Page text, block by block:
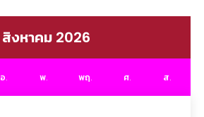
สิงหาคม 2026
อ. พ. พฤ. ศ. ส.